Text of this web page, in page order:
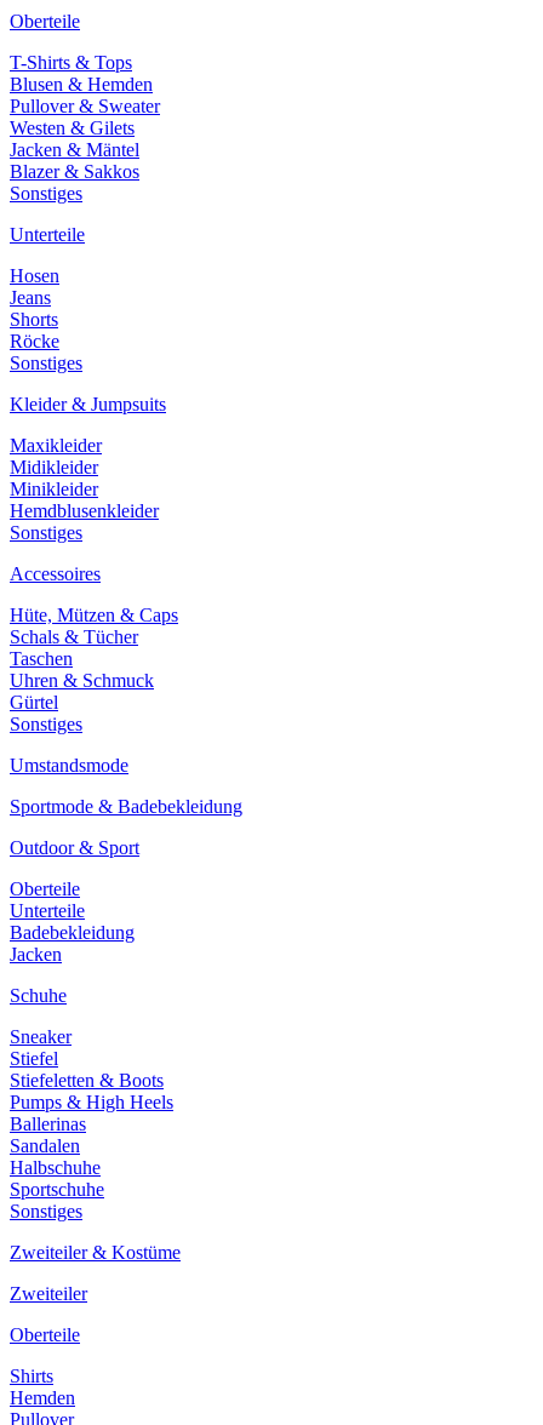
Oberteile
T-Shirts & Tops
Blusen & Hemden
Pullover & Sweater
Westen & Gilets
Jacken & Mäntel
Blazer & Sakkos
Sonstiges
Unterteile
Hosen
Jeans
Shorts
Röcke
Sonstiges
Kleider & Jumpsuits
Maxikleider
Midikleider
Minikleider
Hemdblusenkleider
Sonstiges
Accessoires
Hüte, Mützen & Caps
Schals & Tücher
Taschen
Uhren & Schmuck
Gürtel
Sonstiges
Umstandsmode
Sportmode & Badebekleidung
Outdoor & Sport
Oberteile
Unterteile
Badebekleidung
Jacken
Schuhe
Sneaker
Stiefel
Stiefeletten & Boots
Pumps & High Heels
Ballerinas
Sandalen
Halbschuhe
Sportschuhe
Sonstiges
Zweiteiler & Kostüme
Zweiteiler
Oberteile
Shirts
Hemden
Pullover